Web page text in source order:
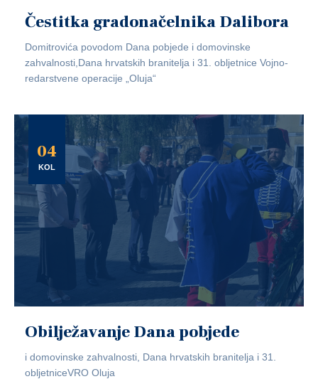
Čestitka gradonačelnika Dalibora
Domitrovića povodom Dana pobjede i domovinske
zahvalnosti,Dana hrvatskih branitelja i 31. obljetnice Vojno-
redarstvene operacije „Oluja“
04
KOL
Obilježavanje Dana pobjede
i domovinske zahvalnosti, Dana hrvatskih branitelja i 31.
obljetniceVRO Oluja